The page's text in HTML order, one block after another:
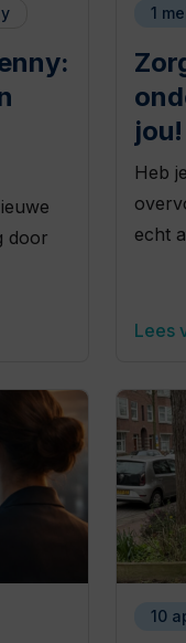
door
1
jou!
Heb
echt
Lees
10